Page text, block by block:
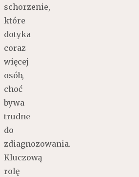
schorzenie,
które
dotyka
coraz
więcej
osób,
choć
bywa
trudne
do
zdiagnozowania.
Kluczową
rolę